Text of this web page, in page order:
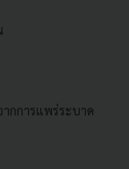
กการแพร่ระบาด